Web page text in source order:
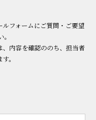
フォームにご質問・ご要望
内容を確認ののち、担当者
。